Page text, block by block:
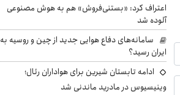
اعتراف کرد: «بستنی‌فروش» هم به هوش مصنوعی
آلوده شد
سامانه‌های دفاع هوایی جدید از چین و روسیه به
ایران رسید؟
ادامه تابستان شیرین برای هواداران رئال؛
وینیسیوس در مادرید ماندنی شد